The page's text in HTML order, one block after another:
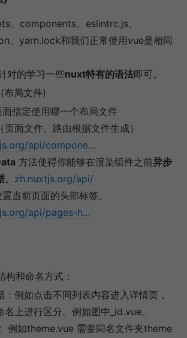
、components、eslintrc.js、
、yarn.lock和我们正常使用vue是相同
对的学习一些nuxt特有的语法即可。
(布局文件)
面指定使用哪一个布局文件
（页面文件、路由根据文件生成）
api/compone…
方法使得你能够在渲染组件之前异步
。 zh.nuxtjs.org/api/
当前页面的头部标签。
api/pages-h…
构和命名方式：
：例如点击不同列表内容进入详情页，
名上进行区分。例如图中_id.vue。
例如theme.vue 需要同名文件夹theme